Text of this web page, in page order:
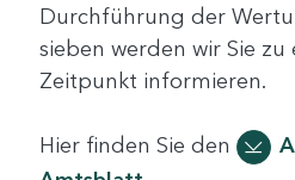
Durchführung der
sieben werden wir Sie
Zeitpunkt informieren.
Hier finden Sie den